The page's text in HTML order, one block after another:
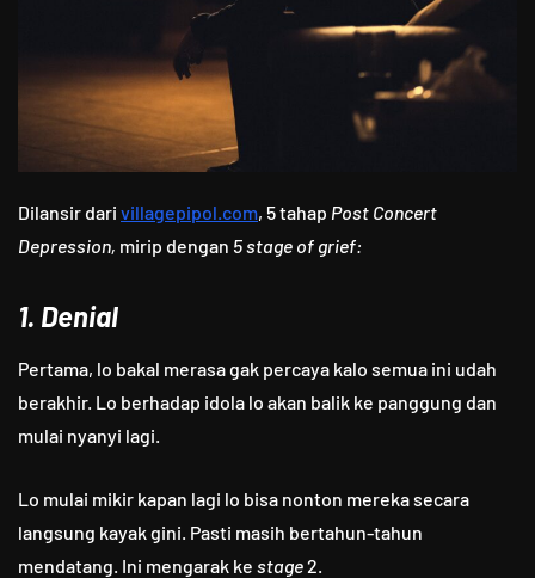
Dilansir dari villagepipol.com, 5 tahap Post Concert
Depression, mirip dengan 5 stage of grief:
1. Denial
Pertama, lo bakal merasa gak percaya kalo semua ini udah
berakhir. Lo berhadap idola lo akan balik ke panggung dan
mulai nyanyi lagi.
Lo mulai mikir kapan lagi lo bisa nonton mereka secara
langsung kayak gini. Pasti masih bertahun-tahun
mendatang. Ini mengarak ke stage2.